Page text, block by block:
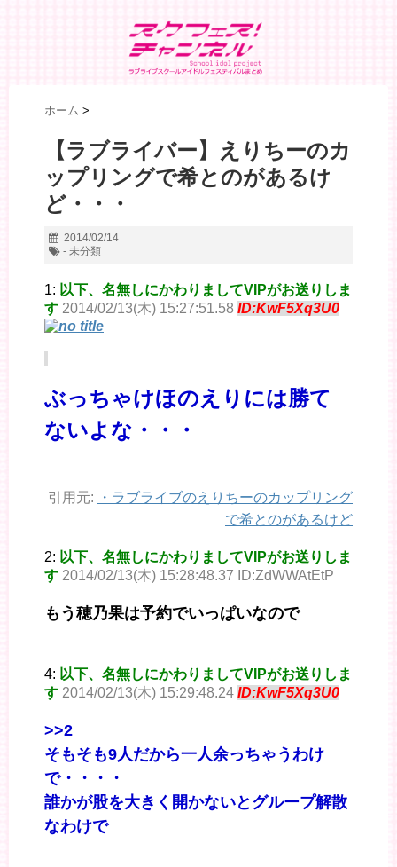
ホーム >
【ラブライバー】えりちーのカ
ップリングで希とのがあるけ
ど・・・
2014/02/14
- 未分類
1: 以下、名無しにかわりましてVIPがお送りしま
す 2014/02/13(木) 15:27:51.58 ID:KwF5Xq3U0
ぶっちゃけほのえりには勝て
ないよな・・・
引用元: ・ ラブライブのえりちーのカップリング
で希とのがあるけど
2: 以下、名無しにかわりましてVIPがお送りしま
す 2014/02/13(木) 15:28:48.37 ID:ZdWWAtEtP
もう穂乃果は予約でいっぱいなので
4: 以下、名無しにかわりましてVIPがお送りしま
す 2014/02/13(木) 15:29:48.24 ID:KwF5Xq3U0
>>2
そもそも9人だから一人余っちゃうわけ
で・・・・
誰かが股を大きく開かないとグループ解散
なわけで